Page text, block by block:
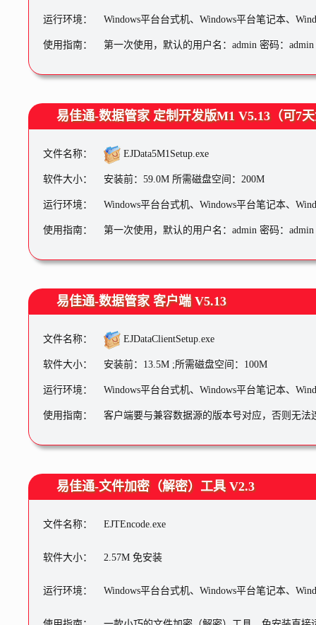
运行环境： Windows平台台式机、Windows平台笔记本、
使用指南： 第一次使用，默认的用户名：admin 密码：
易佳通-数据管家 定制开发版M1 V5.13（可7
文件名称： EJData5M1Setup.exe
软件大小： 安装前：59.0M 所需磁盘空间：200M
运行环境： Windows平台台式机、Windows平台笔记本、
使用指南： 第一次使用，默认的用户名：admin 密码：
易佳通-数据管家 客户端 V5.13
文件名称： EJDataClientSetup.exe
软件大小： 安装前：13.5M ;所需磁盘空间：100M
运行环境： Windows平台台式机、Windows平台笔记本、
使用指南： 客户端要与兼容数据源的版本号对应，否则无法
易佳通-文件加密（解密）工具 V2.3
文件名称： EJTEncode.exe
软件大小： 2.57M 免安装
运行环境： Windows平台台式机、Windows平台笔记本、